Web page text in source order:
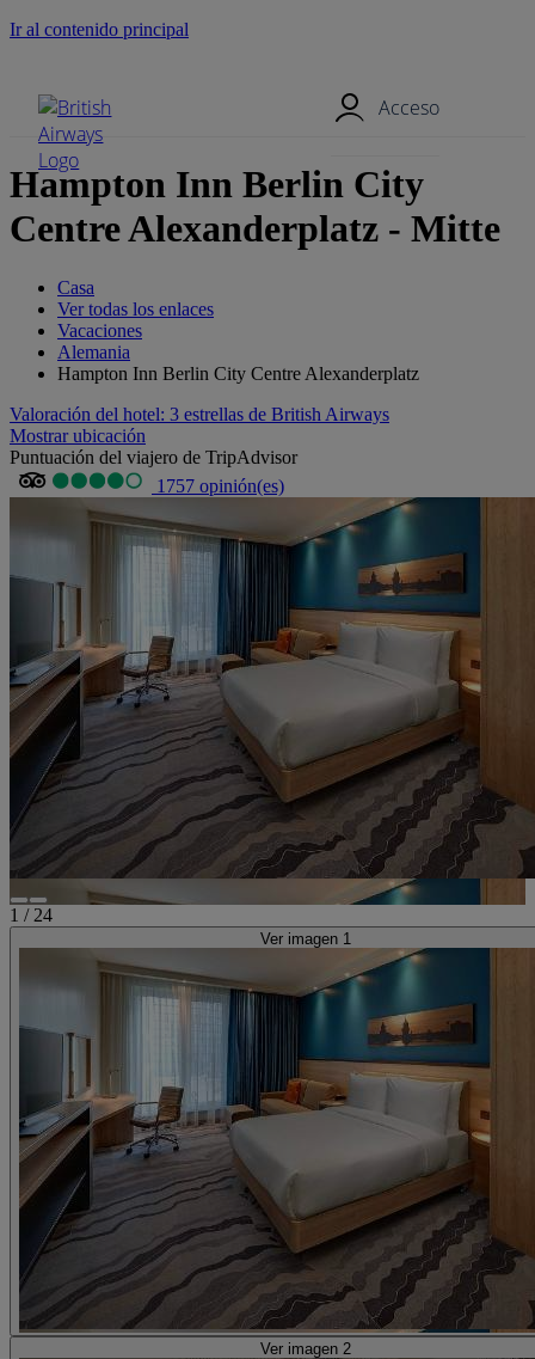
Ir al contenido principal
Acceso
Hampton Inn Berlin City
Centre Alexanderplatz - Mitte
Casa
Ver todas los enlaces
Vacaciones
Alemania
Hampton Inn Berlin City Centre Alexanderplatz
Valoración del hotel: 3 estrellas de British Airways
Mostrar ubicación
Puntuación del viajero de TripAdvisor
1757 opinión(es)
1 / 24
Ver imagen 1
Ver imagen 2